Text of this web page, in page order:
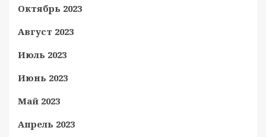
Октябрь 2023
Август 2023
Июль 2023
Июнь 2023
Май 2023
Апрель 2023